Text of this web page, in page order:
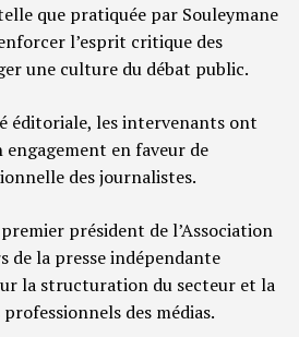
que pratiquée par Souleymane
l’esprit critique des
une culture du débat public.
éditoriale, les intervenants ont
engagement en faveur de
des journalistes.
président de l’Association
de la presse indépendante
la structuration du secteur et la
des médias.